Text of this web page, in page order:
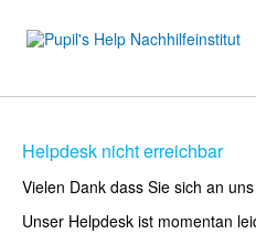
Helpdesk nicht erreichbar
Vielen Dank dass Sie sich an
Unser Helpdesk ist momentan